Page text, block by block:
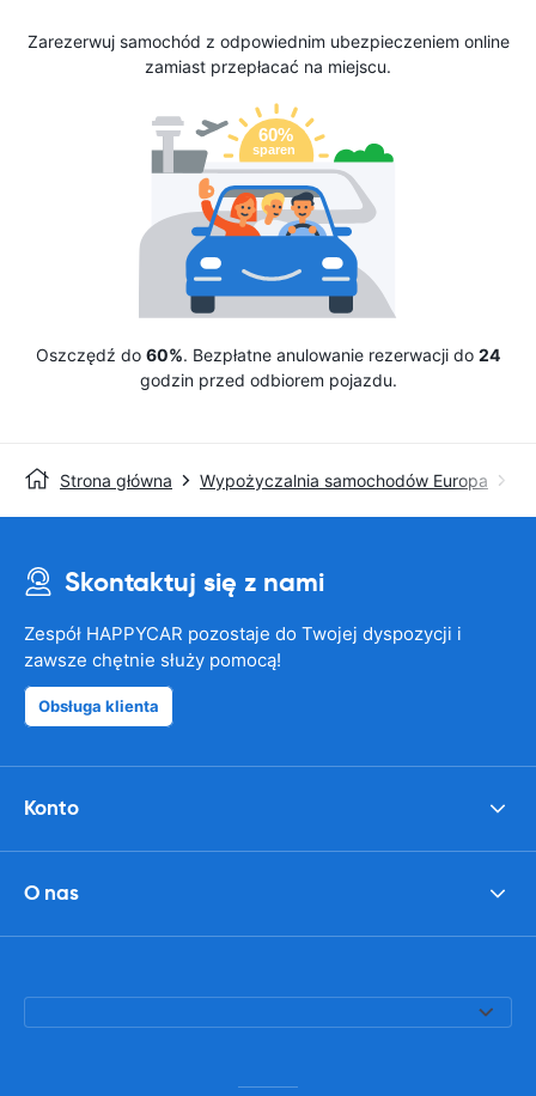
Zarezerwuj samochód z odpowiednim ubezpieczeniem online
zamiast przepłacać na miejscu.
Oszczędź do 60%. Bezpłatne anulowanie rezerwacji do 24
godzin przed odbiorem pojazdu.
Strona główna Wypożyczalnia samochodów Europa
Skontaktuj się z nami
Zespół HAPPYCAR pozostaje do Twojej dyspozycji i
zawsze chętnie służy pomocą!
Obsługa klienta
Konto
O nas